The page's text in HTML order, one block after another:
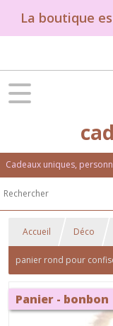
La boutique
Accueil Déco
panier rond pour
Panier - bonbon